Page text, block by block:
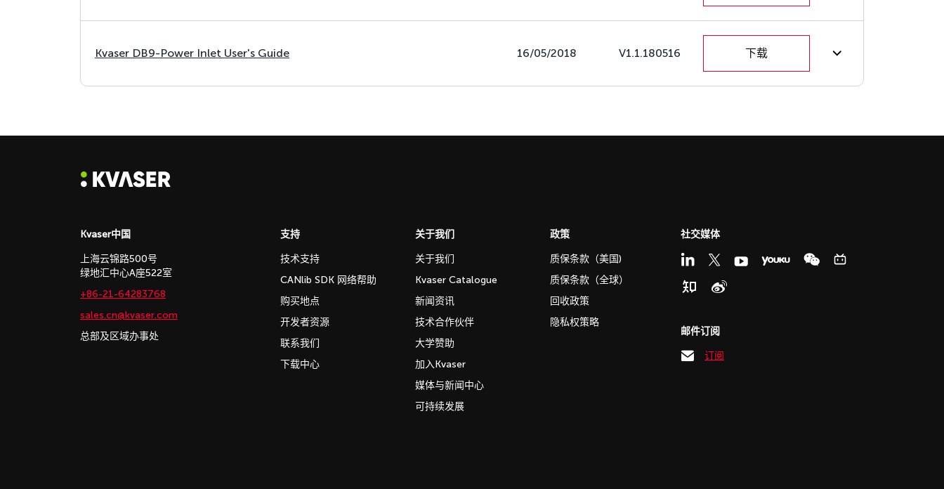
Kvaser DB9-Power Inlet User's Guide 16/05/2018 V1.1.180516 下载
Kvaser中国
上海云锦路500号
绿地汇中心A座522室
+86-21-64283768
sales.cn@kvaser.com
总部及区域办事处
支持
技术支持
CANlib SDK 网络帮助
购买地点
开发者资源
联系我们
下载中心
关于我们
关于我们
Kvaser Catalogue
新闻资讯
技术合作伙伴
大学赞助
加入Kvaser
媒体与新闻中心
可持续发展
政策
质保条款（美国)
质保条款（全球）
回收政策
隐私权策略
社交媒体
邮件订阅
订阅